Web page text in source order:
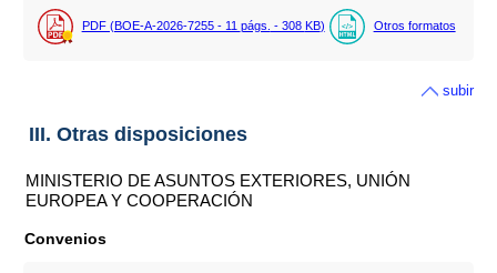
PDF (BOE-A-2026-7255 - 11 págs. - 308 KB) Otros formatos
subir
III. Otras disposiciones
MINISTERIO DE ASUNTOS EXTERIORES, UNIÓN
EUROPEA Y COOPERACIÓN
Convenios